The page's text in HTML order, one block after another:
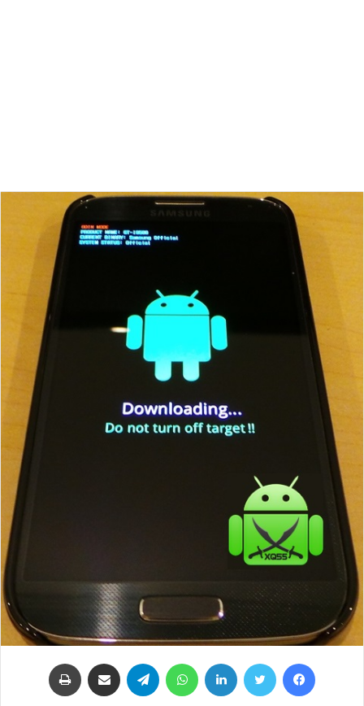
فيسبوك تويتر لينكدإن واتساب تيلقرام مشاركة عبر البريد